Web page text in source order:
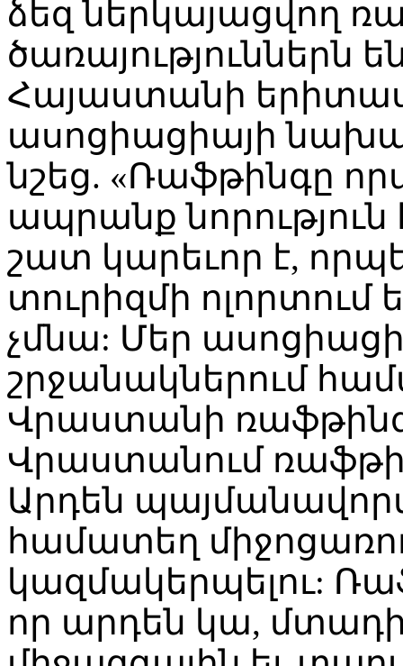
ձեզ ներկայացվող
ծառայություններն
Հայաստանի
ասոցիացիայի
նշեց. «Ռաֆթինգը
ապրանք նորություն
շատ կարեւոր է,
տուրիզմի
չմնա: Մեր
շրջանակներում
Վրաստանի
Վրաստանում
Արդեն
համատեղ
կազմակերպելու:
որ արդեն կա,